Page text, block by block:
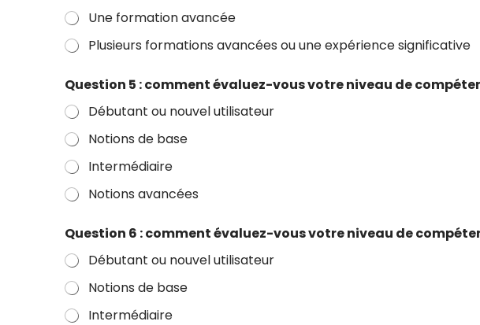
Une formation avancée
Plusieurs formations avancées ou une expérience significative
Question 5 : comment évaluez-vous votre niveau de
Débutant ou nouvel utilisateur
Notions de base
Intermédiaire
Notions avancées
Question 6 : comment évaluez-vous votre niveau de
Débutant ou nouvel utilisateur
Notions de base
Intermédiaire